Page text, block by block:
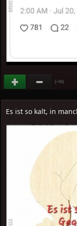
(+98)
Es ist so kalt, in